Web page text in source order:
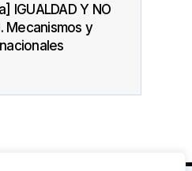
IGUALDAD Y NO
Mecanismos y